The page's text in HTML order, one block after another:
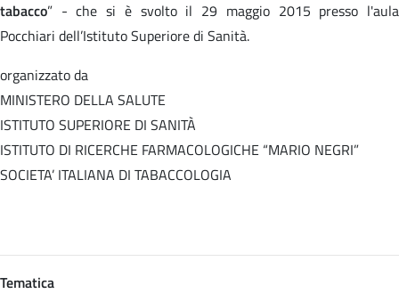
tabacco” - che si è svolto il 29 maggio 2015 presso l'aula
Pocchiari dell’Istituto Superiore di Sanità.
organizzato da
MINISTERO DELLA SALUTE
ISTITUTO SUPERIORE DI SANITÀ
ISTITUTO DI RICERCHE FARMACOLOGICHE “MARIO NEGRI”
SOCIETA’ ITALIANA DI TABACCOLOGIA
Tematica